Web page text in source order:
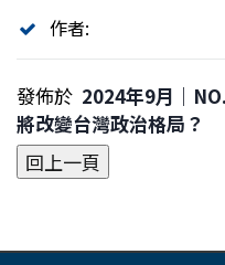
作者:
發佈於 2024年9月｜
將改變台灣政治格局？